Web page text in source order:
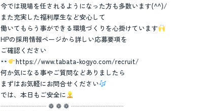
今では現場を任されるようになった方も多数います(^^)/
また充実した福利厚生など安心して
働いてもらう事ができる環境づくりを心掛けています
HPの採用情報ページから詳しい応募要項を
ご確認ください
https://www.tabata-kogyo.com/recruit/
何か気になる事やご質問などありましたら
まずはお気軽にお問合せください
では、本日もご安全に
┈┈┈┈┈┈┈ ❁ ❁ ❁ ┈┈┈┈┈┈┈┈